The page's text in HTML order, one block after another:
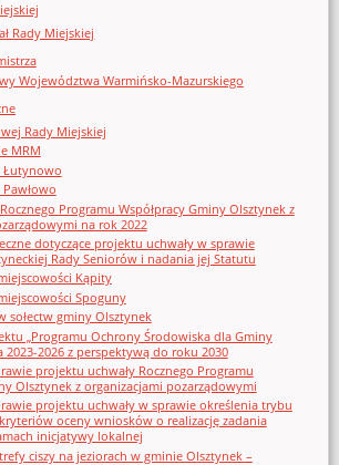
Rady Miejskiej
Województwa Warmińsko-Mazurskiego
Rady Miejskiej
MRM
Łutynowo
Pawłowo
Programu Współpracy Gminy Olsztynek z
na rok 2022
dotyczące projektu uchwały w sprawie
Rady Seniorów i nadania jej Statutu
Kąpity
Spoguny
sołectw gminy Olsztynek
„Programu Ochrony Środowiska dla Gminy
2023-2026 z perspektywą do roku 2030
projektu uchwały Rocznego Programu
Olsztynek z organizacjami pozarządowymi
projektu uchwały w sprawie określenia trybu
kryteriów oceny wniosków o realizację zadania
inicjatywy lokalnej
ciszy na jeziorach w gminie Olsztynek –